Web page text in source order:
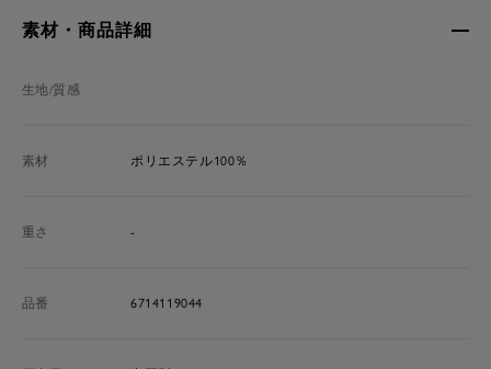
素材・商品詳細
生地/質感
素材 ポリエステル100％
重さ -
品番 6714119044